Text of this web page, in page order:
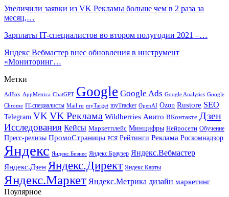
Увеличили заявки из VK Рекламы больше чем в 2 раза за
месяц,…
Зарплаты IT-специалистов во втором полугодии 2021 –…
Яндекс Вебмастер внес обновления в инструмент
«Мониторинг…
Метки
AdFox AppMetrica ChatGPT Google Google Ads Google Analytics Google
Chrome IT-специалисты Mail.ru myTarget myTracker OpenAI Ozon Rustore SEO
Telegram VK VK Реклама Wildberries Авито ВКонтакте Дзен
Исследования Кейсы Маркетплейс Минцифры Нейросети Обучение
Пресс-релизы ПромоСтраницы РСЯ Рейтинги Реклама Роскомнадзор
Яндекс Яндекс.Бизнес Яндекс.Браузер Яндекс.Вебмастер
Яндекс.Дзен Яндекс.Директ Яндекс.Карты
Яндекс.Маркет Яндекс.Метрика дизайн маркетинг
Поулярное